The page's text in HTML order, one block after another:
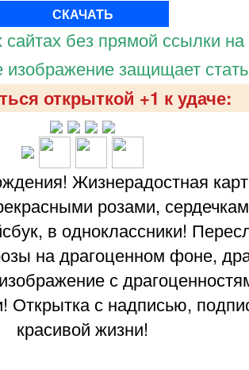
СКАЧАТЬ
без прямой ссылки
изображение защищает
открыткой +1 к удаче:
Жизнерадостная
розами,
в одноклассники!
на драгоценном фоне,
с
Открытка с надписью,
красивой жизни!